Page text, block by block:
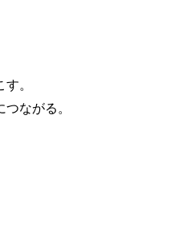
。
ながる。